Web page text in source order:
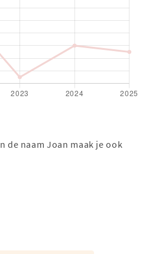
de naam Joan maak je ook